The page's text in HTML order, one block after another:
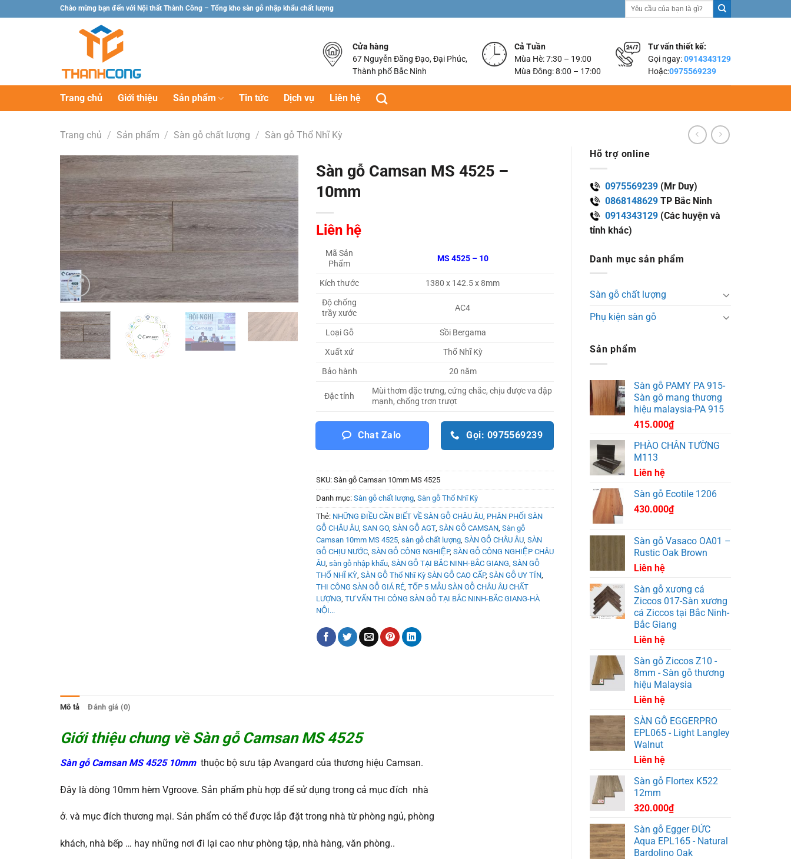
đến
Chào mừng bạn đến với Nội thất Thành Công – Tổng kho sàn gỗ nhập khẩu chất lượng
Tìm
Tư vấn thiết kế:
Gọi ngay:0914343129
Hoặc:0975569239
Cả Tuần
Mùa Hè: 7:30 – 19:00
Mùa Đông: 8:00 – 17:00
Cửa hàng
67 Nguyễn Đăng Đạo, Đại Phúc,
Thành phố Bắc Ninh
Trang chủ Giới thiệu Sản phẩm Tin tức Dịch vụ Liên hệ
Trang chủ / Sản phẩm / Sàn gỗ chất lượng / Sàn gỗ Thổ Nhĩ Kỳ
Hõ trợ online
0975569239 (Mr Duy)
0868148629 TP Bắc Ninh
0914343129 (Các huyện và
tỉnh khác)
Danh mục sản phẩm
Sàn gỗ chất lượng
Phụ kiện sàn gỗ
Sản phẩm
Sàn gỗ PAMY PA 915-
Sàn gô mang thương
hiệu malaysia-PA 915
415.000₫
PHÀO CHÂN TƯỜNG
M113
Liên hệ
Sàn gỗ Ecotile 1206
430.000₫
Sàn gỗ Vasaco OA01 –
Rustic Oak Brown
Liên hệ
Sàn gỗ xương cá
Ziccos 017-Sàn xương
cá Ziccos tại Bắc Ninh-
Bắc Giang
Liên hệ
Sàn gỗ Ziccos Z10 -
8mm - Sàn gỗ thương
hiệu Malaysia
Liên hệ
SÀN GỖ EGGERPRO
EPL065 - Light Langley
Walnut
Liên hệ
Sàn gỗ Flortex K522
12mm
320.000₫
Sàn gỗ Egger ĐỨC
Aqua EPL165 - Natural
Bardolino Oak
Sàn gỗ Camsan MS 4525 –
10mm
Liên hệ
Mã Sản
Phẩm
MS 4525 – 10
Kích thước
1380 x 142.5 x 8mm
Độ chống
trầy xước
AC4
Loại Gỗ
Sồi Bergama
Xuất xứ
Thổ Nhĩ Kỳ
Bảo hành
20 năm
Đặc tính
Mùi thơm đặc trưng, cứng chắc, chịu được va đập
mạnh, chống trơn trượt
Chat Zalo Gọi: 0975569239
SKU: Sàn gỗ Camsan 10mm MS 4525
Danh mục: Sàn gỗ chất lượng, Sàn gỗ Thổ Nhĩ Kỳ
Thẻ: NHỮNG ĐIỀU CẦN BIẾT VỀ SÀN GỖ CHÂU ÂU, PHÂN PHỐI SÀN
GỖ CHÂU ÂU, SAN GO, SÀN GỖ AGT, SÀN GỖ CAMSAN, Sàn gỗ
Camsan 10mm MS 4525, sàn gỗ chất lượng, SÀN GỖ CHÂU ÂU, SÀN
GỖ CHỊU NƯỚC, SÀN GỖ CÔNG NGHIỆP, SÀN GỖ CÔNG NGHIỆP CHÂU
ÂU, sàn gỗ nhập khẩu, SÀN GỖ TẠI BẮC NINH-BẮC GIANG, SÀN GỖ
THỔ NHĨ KỲ, SÀN GỖ Thổ Nhĩ Kỳ SÀN GỖ CAO CẤP, SÀN GỖ UY TÍN,
THI CÔNG SÀN GỖ GIÁ RẺ, TỐP 5 MẪU SÀN GỖ CHÂU ÂU CHẤT
LƯỢNG, TƯ VẤN THI CÔNG SÀN GỖ TẠI BẮC NINH-BẮC GIANG-HÀ
NỘI...
Mô tả Đánh giá (0)
Giới thiệu chung vềSàn gỗ Camsan MS 4525
Sàn gỗ Camsan MS 4525 10mm thuộc bộ sưu tập Avangard của thương hiệu Camsan.
Đây là dòng 10mm hèm Vgroove. Sản phẩm phù hợp để sử dụng trong cả mục đích nhà
ở. và mục đích thương mại. Sản phẩm có thể được lắp đặt trong nhà từ phòng ngủ, phòng
khách, nhà bếp … hay những nơi đi lại cao như phòng tập, nhà hàng, văn phòng..